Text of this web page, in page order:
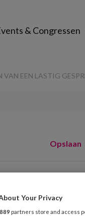
& Congressen
EEN LASTIG
Opslaan
Your Privacy
889 partners store and access